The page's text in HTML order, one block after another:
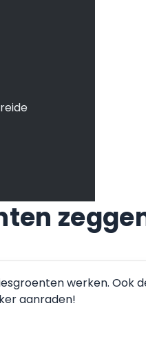
werken. Ook
aanraden!